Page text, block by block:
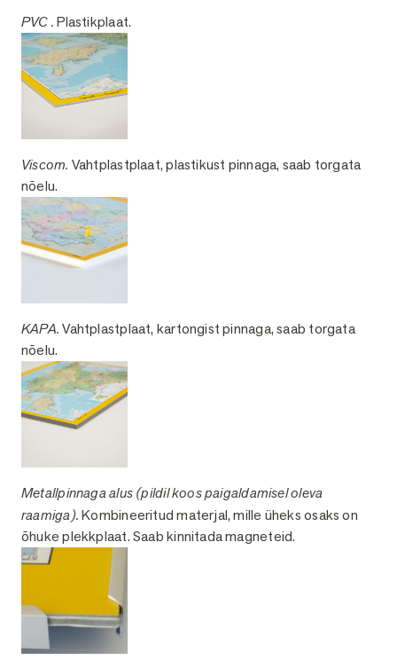
PVC .Plastikplaat.
Viscom. Vahtplastplaat, plastikust pinnaga, saab torgata
nõelu.
KAPA.Vahtplastplaat, kartongist pinnaga, saab torgata
nõelu.
Metallpinnaga alus (pildil koos paigaldamisel oleva
raamiga).Kombineeritud materjal, mille üheks osaks on
õhuke plekkplaat. Saab kinnitada magneteid.